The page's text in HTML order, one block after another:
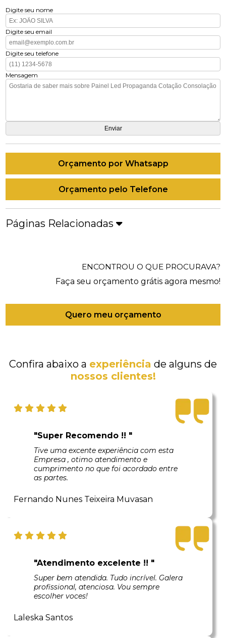
Digite seu nome
Digite seu email
Digite seu telefone
Mensagem
Orçamento por Whatsapp
Orçamento pelo Telefone
Páginas Relacionadas
ENCONTROU O QUE PROCURAVA?
Faça seu orçamento grátis agora mesmo!
Quero meu orçamento
Confira abaixo a experiência de alguns de
nossos clientes!
"Super Recomendo !! "
Tive uma excente experiência com esta
Empresa , otimo atendimento e
cumprimento no que foi acordado entre
as partes.
Fernando Nunes Teixeira Muvasan
"Atendimento excelente !! "
Super bem atendida. Tudo incrível. Galera
profissional, atenciosa. Vou sempre
escolher voces!
Laleska Santos